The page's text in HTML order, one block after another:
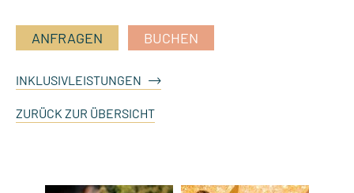
ANFRAGEN BUCHEN
INKLUSIVLEISTUNGEN
ZURÜCK ZUR ÜBERSICHT